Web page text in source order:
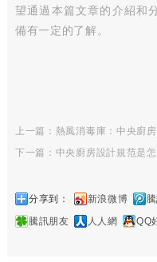
望通過本篇文章的介紹和
備有一定的了解。
上一篇：熱風消毒庫：中央廚
下一篇：中央廚房設計規范是
分享到： 新浪微博
騰訊朋友
人人網 QQ